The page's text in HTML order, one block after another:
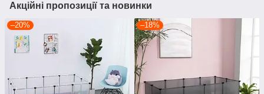
Акційні пропозиції та новинки
–20% –18%